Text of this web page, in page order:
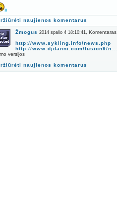
naujienos komentarus
Žmogus 2014 spalio 4 18:10:41 , Komentaras
http://www.sykling.info/news.php
http://www.djdanni.com/fusion9/n...
versijos
naujienos komentarus